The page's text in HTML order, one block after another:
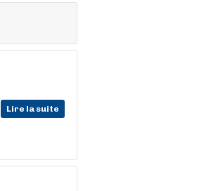
Lire la suite